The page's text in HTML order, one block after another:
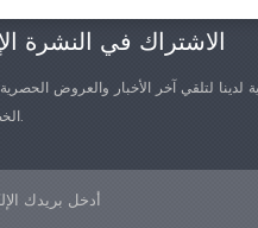
الاشتراك في النشرة
لدينا لتلقي آخر الأخبار والعروض
الخصم الأخرى.